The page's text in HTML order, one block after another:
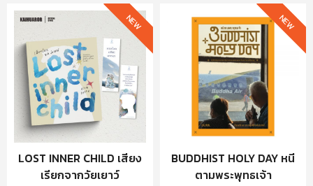
LOST INNER CHILD เสียง
เรียกจากวัยเยาว์
NEW
BUDDHIST HOLY DAY หนี
ตามพระพุทธเจ้า
NEW